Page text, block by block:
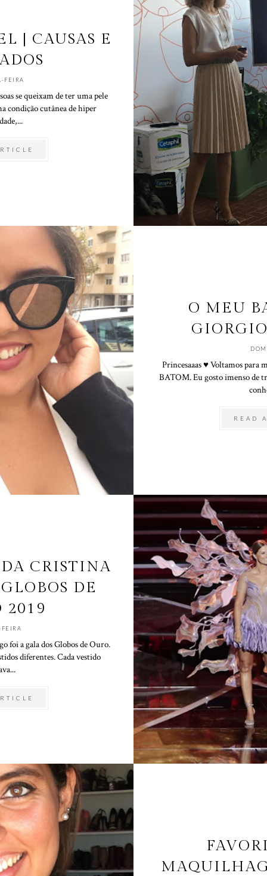
| CAUSAS E
FEIRA
se queixam de ter uma pele
condição cutânea de hiper
O MEU
Princesaaas ♥ Voltamos para
BATOM. Eu gosto imenso de
READ
CRISTINA
DE
2019
FEIRA
foi a gala dos Globos de Ouro.
diferentes. Cada vestido